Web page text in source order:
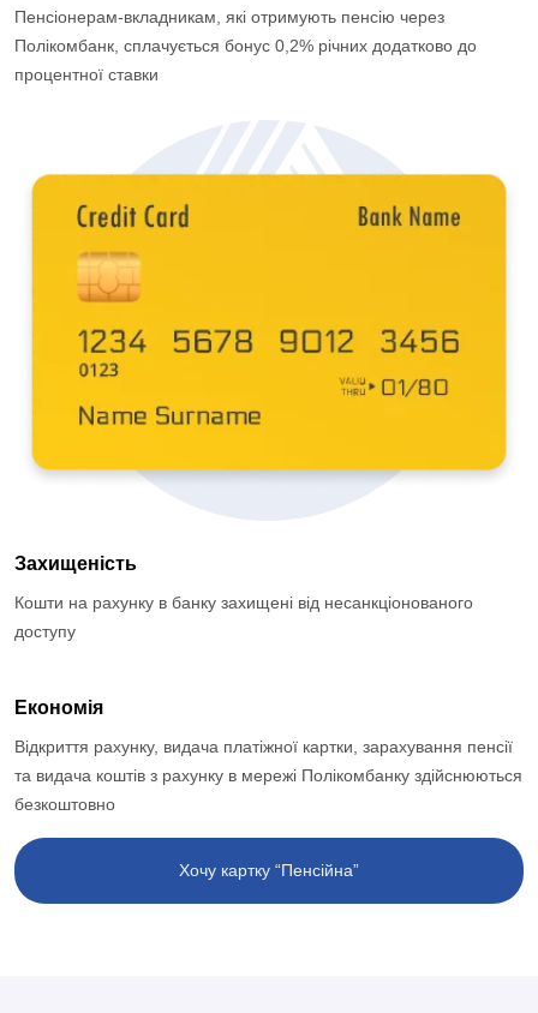
Пенсіонерам-вкладникам, які отримують пенсію через
Полікомбанк, сплачується бонус 0,2% річних додатково до
процентної ставки
Захищеність
Кошти на рахунку в банку захищені від несанкціонованого
доступу
Економія
Відкриття рахунку, видача платіжної картки, зарахування пенсії
та видача коштів з рахунку в мережі Полікомбанку здійснюються
безкоштовно
Хочу картку “Пенсійна”